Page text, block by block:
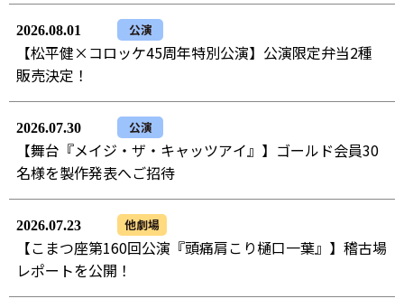
2026.08.01 公演
【松平健×コロッケ45周年特別公演】公演限定弁当2種
販売決定！
2026.07.30 公演
【舞台『メイジ・ザ・キャッツアイ』】ゴールド会員30
名様を製作発表へご招待
2026.07.23 他劇場
【こまつ座第160回公演『頭痛肩こり樋口一葉』】稽古場
レポートを公開！